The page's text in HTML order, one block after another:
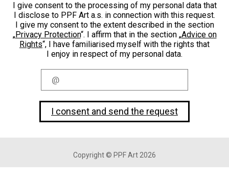
I give consent to the processing of my personal data that
I disclose to PPF Art a.s. in connection with this request.
I give my consent to the extent described in the section
„Privacy Protection“. I affirm that in the section „Advice on
Rights“, I have familiarised myself with the rights that
I enjoy in respect of my personal data.
I consent and send the request
Copyright © PPF Art 2026